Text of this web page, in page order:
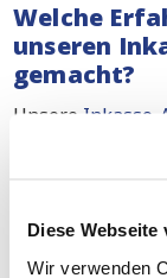
Diese Webseite
Wir verwenden
Welche
unseren
gemacht?
Unsere Inkasso-
Fällen. Ganz
Unternehmen
es hart